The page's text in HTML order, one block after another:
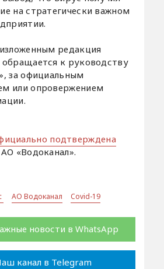
на стратегически важном
редакция
к руководству
за официальным
или опровержением
подтверждена
«Водоканал».
АО Водоканал Covid-19
новости в WhatsApp
канал в Telegram